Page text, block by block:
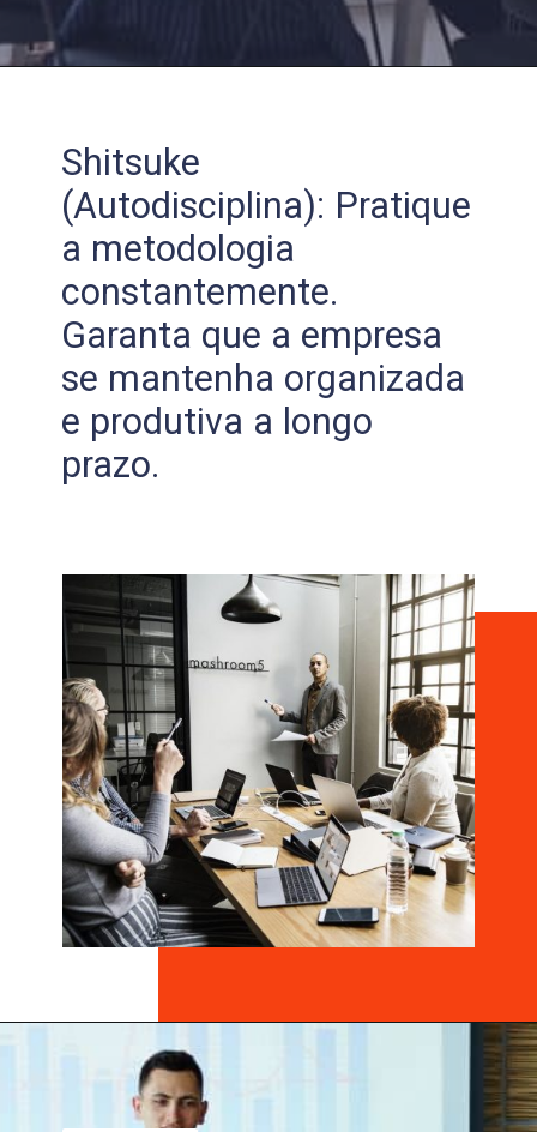
Shitsuke
(Autodisciplina): Pratique
a metodologia
constantemente.
Garanta que a empresa
se mantenha organizada
e produtiva a longo
prazo.